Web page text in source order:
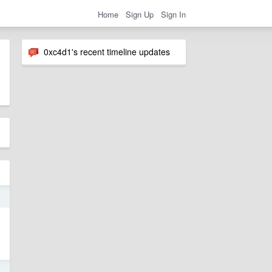
Home Sign Up Sign In
0xc4d1's recent timeline updates